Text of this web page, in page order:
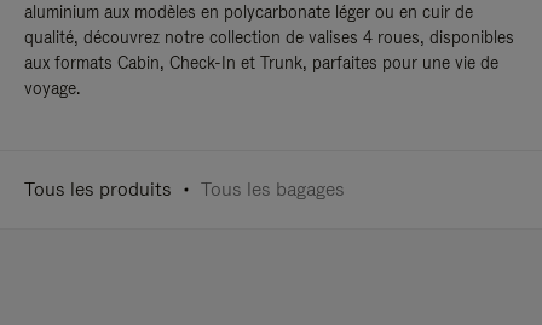
aluminium aux modèles en polycarbonate léger ou en cuir de
qualité, découvrez notre collection de valises 4 roues, disponibles
aux formats Cabin, Check-In et Trunk, parfaites pour une vie de
voyage.
Tous les produits Tous les bagages